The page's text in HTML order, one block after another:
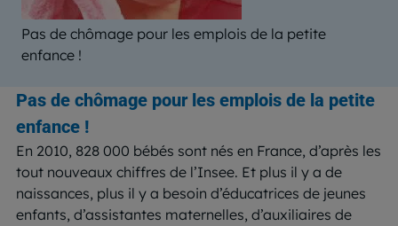
Pas de chômage pour les emplois de la petite
enfance !
Pas de chômage pour les emplois de la petite
enfance !
En 2010, 828 000 bébés sont nés en France, d’après les
tout nouveaux chiffres de l’Insee. Et plus il y a de
naissances, plus il y a besoin d’éducatrices de jeunes
enfants, d’assistantes maternelles, d’auxiliaires de